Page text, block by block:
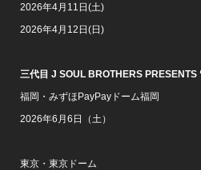
2026年4月11日(土)
2026年4月12日(日)
三代目 J SOUL BROTHERS
福岡・みずほPayPayドーム福岡
2026年6月6日（土）
東京・東京ドーム